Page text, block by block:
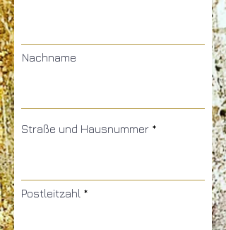
Nachname
Straße und Hausnummer
Postleitzahl